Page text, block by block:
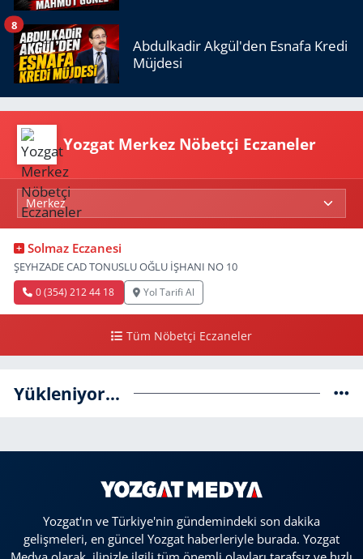
Abdulkadir Akgül'den Esnafa Kredi
Müjdesi
8
Yozgat Merkez Nöbetçi Eczaneler
Solmaz Eczanesi
ŞEYHZADE CAD TONUSLU OĞLU İŞHANI NO 10
0 (354) 212 44 18 Yol Tarifi Al
Tüm Nöbetçi Eczaneler
Yükleniyor...
Yozgat'ın ve Türkiye'nin gündemindeki son dakika
gelişmeleri, en güncel Yozgat haberleriyle burada. Yozgat